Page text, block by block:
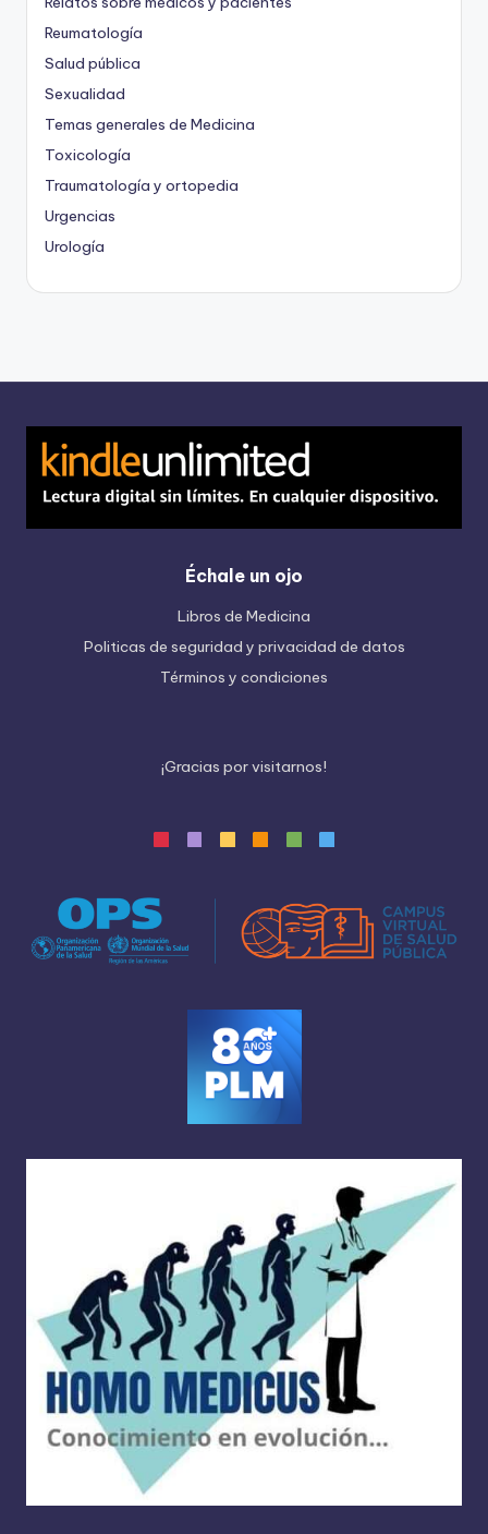
Reumatología
Salud pública
Sexualidad
Temas generales de Medicina
Toxicología
Traumatología y ortopedia
Urgencias
Urología
Échale un ojo
Libros de Medicina
Politicas de seguridad y privacidad de datos
Términos y condiciones
¡Gracias porvisitarnos!